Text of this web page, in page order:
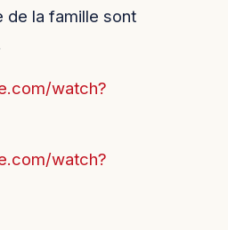
de la famille sont
watch?
watch?